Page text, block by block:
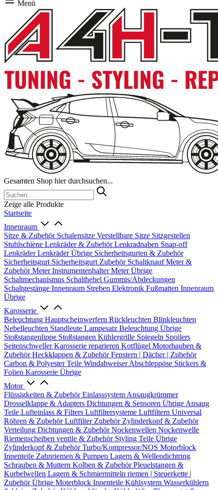
Menü
Gesamten Shop hier durchsuchen...
Zeige alle Produkte
Startseite
Innenraum
Sitze & Zubehör Schalensitze Verstellbare Sitze Sitzgestellen
Stuhlschiene Lenkräder & ZubehörLenkradnaben Snap-off
LenkräderLenkräder Übrige Sicherheitsgurten & Zubehör
Sicherheitsgurt Sicherheitsgurt Zubehör SchaltknaufMeter &
ZubehörMeterInstrumentenhalterMeter Übrige
Schaltmechanismus Schalthebel Gummis/Abdeckungen
Schaltgestänge Innenraum Streben Elektronik Fußmatten Innenraum
Übrige
Karosserie
Beleuchtung Hauptscheinwerfern Rückleuchten Blinkleuchten
Nebelleuchten Standleute Lampesatz Beleuchtung Übrige
Stoßstangenlippe Stoßstangen Kühlergrille Spiegeln Spoilers
SeitenschwellerKarosserie reparieren Kotflügel Motorhauben &
ZubehörHeckklappen & ZubehörFenstern | Dächer | Zubehör
Carbon & Polyester Teile WindabweiserAbschleppöse Stickers &
Folien Karosserie Übrige
Motor
Flüssigkeiten & ZubehörEinlasssystem Ansaugkrümmer
Drosselklappe & Adapters Dichtungen & Sensoren Übrige Ansaug
Teile Lufteinlass & Filters Luftfiltersysteme Luftfiltern Universal
Röhren & ZubehörLuftfilter Zubehör Zylinderkopf & Zubehör
Verteilung Dichtungen & ZubehörNockenwellen Nockenwelle
Riemenscheiben ventile & Zubehör Styling Teile Übrige
Zylinderkopf & ZubehörTurbo/Kompressor/NOS Motorblock
Innenteile Zahnriemen & Pumpen Lagern & Wellendichtring
Schrauben & Muttern Kolben & ZubehörPleuelstangen &
Kurbelwellen Lagern & Schmiermitteln riemen | Steuerkette |
ZubehörÜbrige Moterblock Innenteile Kühlsystem Wasserkühlern